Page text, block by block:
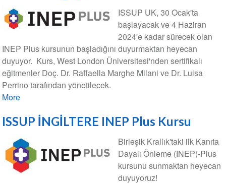
ISSUP UK, 30 Ocak'ta
başlayacak ve 4 Haziran
2024'e kadar sürecek olan
INEP Plus kursunun başladığını duyurmaktan heyecan
duyuyor. Kurs, West London Üniversitesi'nden sertifikalı
eğitmenler Doç. Dr. Raffaella Marghe Milani ve Dr. Luisa
Perrino tarafından yönetilecek.
More
ISSUP İNGİLTERE INEP Plus Kursu
Birleşik Krallık'taki ilk Kanıta
Dayalı Önleme (INEP)-Plus
kursunu sunmaktan heyecan
duyuyoruz!